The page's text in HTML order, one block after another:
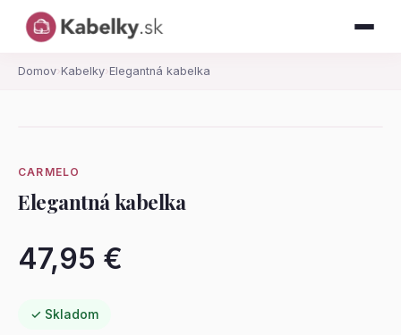
Domov› Kabelky› Elegantná kabelka
CARMELO
Elegantná kabelka
47,95 €
✓ Skladom